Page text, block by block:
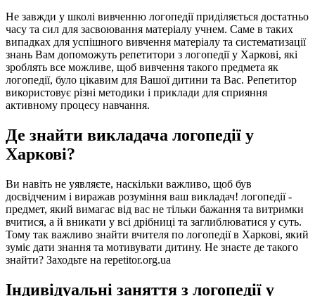
Не завжди у школі вивченню логопедії приділяється достатньо
часу та сил для засвоювання матеріалу учнем. Саме в таких
випадках для успішного вивчення матеріалу та систематизації
знань Вам допоможуть репетитори з логопедії у Харкові, які
зроблять все можливе, щоб вивчення такого предмета як
логопедії, було цікавим для Вашої дитини та Вас. Репетитор
використовує різні методики і приклади для сприяння
активному процесу навчання.
Де знайти викладача логопедії у
Харкові?
Ви навіть не уявляєте, наскільки важливо, щоб був
досвідченим і виражав розуміння ваш викладач! логопедії -
предмет, який вимагає від вас не тільки бажання та витримки
вчитися, а й вникати у всі дрібниці та заглиблюватися у суть.
Тому так важливо знайти вчителя по логопедії в Харкові, який
зуміє дати знання та мотивувати дитину. Не знаєте де такого
знайти? Заходьте на repetitor.org.ua
Індивідуальні заняття з логопедії у